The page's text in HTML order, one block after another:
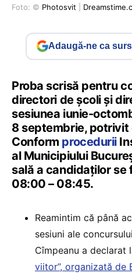
Foto: © Photosvit
Adaugă-ne ca
Proba scrisă pentru
directori de școli și
sesiunea iunie-
8 septembrie, potrivit
Conform procedurii
al Municipiului
sală a candidaților se
08:00 – 08:45.
Reamintim că până
sesiuni ale
Cîmpeanu a declarat
viitor”, organizată de